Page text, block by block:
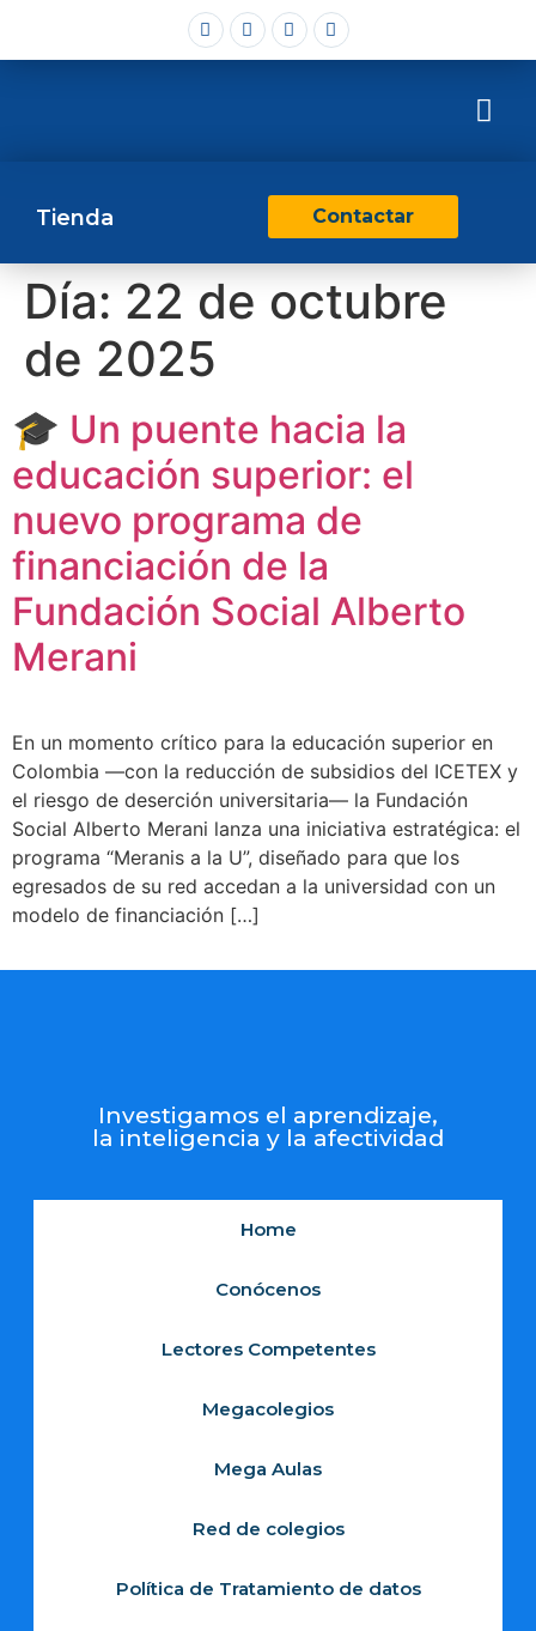
Tienda Contactar
Día: 22 de octubre
de 2025
🎓 Un puente hacia la
educación superior: el
nuevo programa de
financiación de la
Fundación Social Alberto
Merani
En un momento crítico para la educación superior en
Colombia —con la reducción de subsidios del ICETEX y
el riesgo de deserción universitaria— la Fundación
Social Alberto Merani lanza una iniciativa estratégica: el
programa “Meranis a la U”, diseñado para que los
egresados de su red accedan a la universidad con un
modelo de financiación […]
Investigamos el aprendizaje,
la inteligencia y la afectividad
Home
Conócenos
Lectores Competentes
Megacolegios
Mega Aulas
Red de colegios
Política de Tratamiento de datos